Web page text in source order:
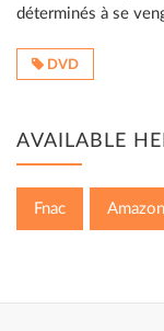
déterminés à se
DVD
AVAILABLE
Fnac Amazon